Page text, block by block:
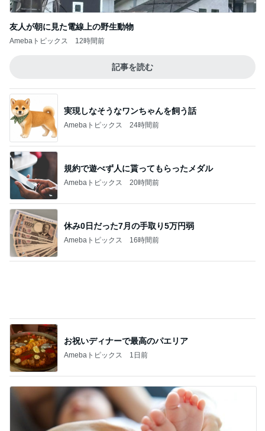
記事を読む
Amebaトピックス 24時間前
規約で遊べず人に貰ってもらったメダル
Amebaトピックス 20時間前
休み0日だった7月の手取り5万円弱
Amebaトピックス 16時間前
お祝いディナーで最高のパエリア
Amebaトピックス 1日前
ベビーの太くて立派なかかと落とし
Amebaトピックス 1日前